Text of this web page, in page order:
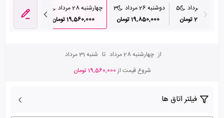
5
22,610,000 تومان
دوشنبه 26 مرداد
3
19,850,000 تومان
چهارشنبه 28 مرداد
19,560,000 تومان
از چهارشنبه 28 مرداد تا شنبه 31 مرداد
شروع قیمت از19,560,000 تومان
فیلتر اتاق ها